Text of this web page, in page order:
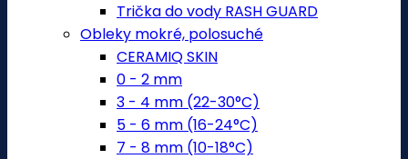
Trička do vody RASH GUARD
Obleky mokré, polosuché
CERAMIQ SKIN
0 - 2 mm
3 - 4 mm (22-30°C)
5 - 6 mm (16-24°C)
7 - 8 mm (10-18°C)